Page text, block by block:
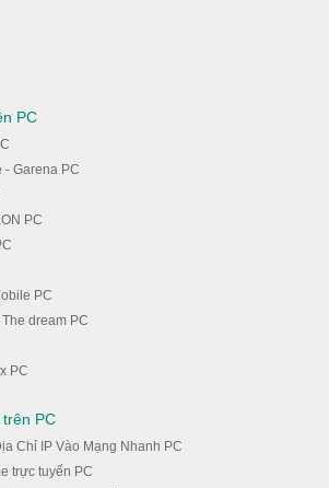
PC
Garena PC
PC
PC
dream PC
PC
PC
Chỉ IP Vào Mạng Nhanh PC
trực tuyến PC